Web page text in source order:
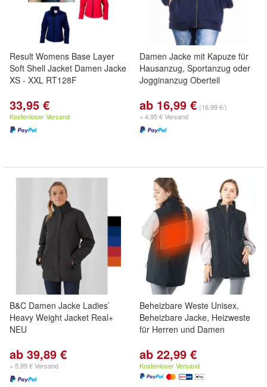
Result Womens Base Layer
Soft Shell Jacket Damen Jacke
XS - XXL RT128F
33,95 €
Kostenloser Versand
Damen Jacke mit Kapuze für
Hausanzug, Sportanzug oder
Jogginanzug Oberteil
ab 16,99 € (16,99 €/)
+ 4,95 € Versand
B&C Damen Jacke Ladies`
Heavy Weight Jacket Real+
NEU
ab 39,89 €
+ 5,99 € Versand
Beheizbare Weste Unisex,
Beheizbare Jacke, Heizweste
für Herren und Damen
ab 22,99 €
Kostenloser Versand